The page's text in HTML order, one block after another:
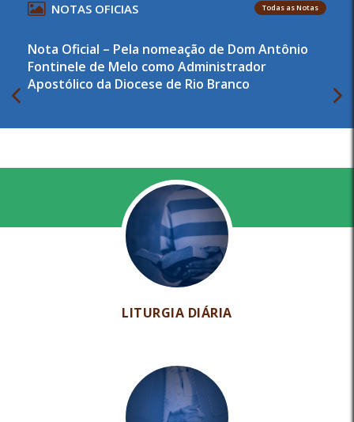
NOTAS OFICIAS Todas as Notas
Nota Oficial – Pela nomeação de Dom Antônio
Fontinele de Melo como Administrador
Apostólico da Diocese de Rio Branco
LITURGIA DIÁRIA